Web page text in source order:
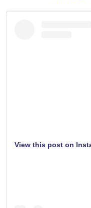
View this post on